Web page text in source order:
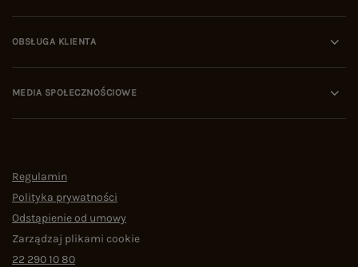
OBSŁUGA KLIENTA
MEDIA SPOŁECZNOŚCIOWE
Regulamin
Polityka prywatności
Odstąpienie od umowy
Zarządzaj plikami cookie
22 290 10 80